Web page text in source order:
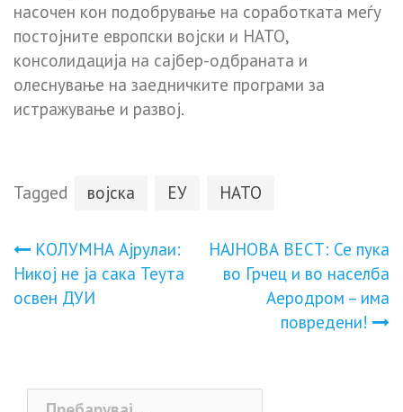
насочен кон подобрување на соработката меѓу
постојните европски војски и НАТО,
консолидација на сајбер-одбраната и
олеснување на заедничките програми за
истражување и развој.
Tagged војска ЕУ НАТО
Навигација
на
КОЛУМНА Ајрулаи:
Никој не ја сака Теута
освен ДУИ
НАЈНОВА ВЕСТ: Се пука
во Грчец и во населба
Аеродром – има
повредени!
Пребарувај